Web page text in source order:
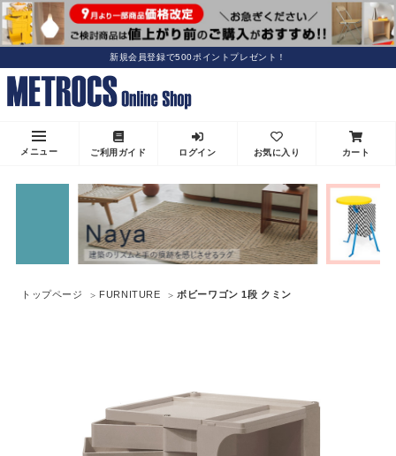
新規会員登録で500ポイントプレゼント！
メニュー ご利用ガイド ログイン お気に入り カート
トップページ FURNITURE ボビーワゴン 1段 クミン